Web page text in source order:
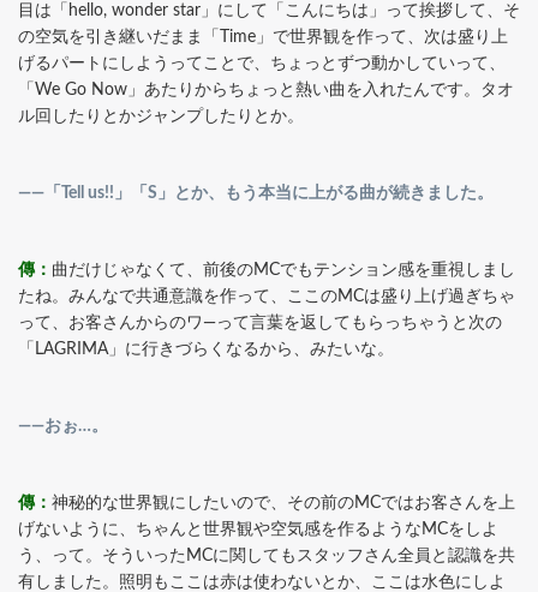
目は「hello, wonder star」にして「こんにちは」って挨拶して、そ
の空気を引き継いだまま「Time」で世界観を作って、次は盛り上
げるパートにしようってことで、ちょっとずつ動かしていって、
「We Go Now」あたりからちょっと熱い曲を入れたんです。タオ
ル回したりとかジャンプしたりとか。
――「Tell us!!」「S」とか、もう本当に上がる曲が続きました。
傳： 曲だけじゃなくて、前後のMCでもテンション感を重視しまし
たね。みんなで共通意識を作って、ここのMCは盛り上げ過ぎちゃ
って、お客さんからのワ―って言葉を返してもらっちゃうと次の
「LAGRIMA」に行きづらくなるから、みたいな。
――おぉ…。
傳： 神秘的な世界観にしたいので、その前のMCではお客さんを上
げないように、ちゃんと世界観や空気感を作るようなMCをしよ
う、って。そういったMCに関してもスタッフさん全員と認識を共
有しました。照明もここは赤は使わないとか、ここは水色にしよ